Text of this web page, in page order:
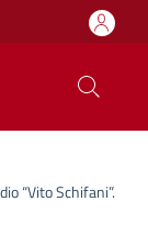
“Vito Schifani”.